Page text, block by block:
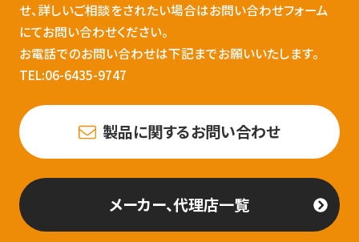
せ、詳しいご相談をされたい場合はお問い合わせフォーム
にてお問い合わせください。
お電話でのお問い合わせは下記までお願いいたします。
TEL:06-6435-9747
製品に関するお問い合わせ
メーカー、代理店一覧